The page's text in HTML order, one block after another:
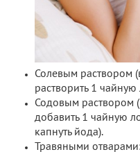
Солевым раствором
растворить 1 чайную
Содовым раствором
добавить 1 чайную
капнуть йода).
Травяными